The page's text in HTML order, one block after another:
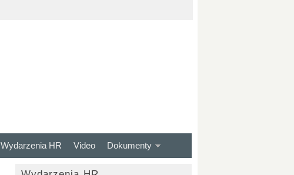
Wydarzenia HR Video Dokumenty